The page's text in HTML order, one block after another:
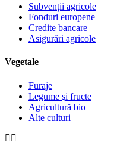
Subvenții agricole
Fonduri europene
Credite bancare
Asigurări agricole
Vegetale
Furaje
Legume şi fructe
Agricultură bio
Alte culturi